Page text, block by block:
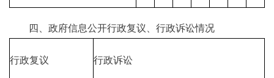
四、政府信息公开行政复议、行政诉讼情况
行政复议 行政诉讼